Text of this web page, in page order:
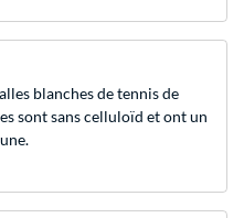
blanches de tennis de
sont sans celluloïd et ont un